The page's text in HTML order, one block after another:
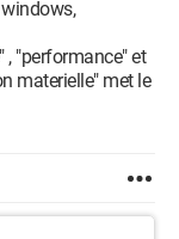
, "performance" et
materielle" met le